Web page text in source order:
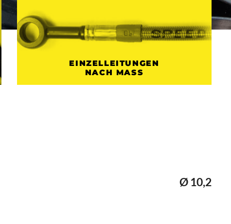
EINZELLEITUNGEN
NACH MASS
Ø 10,2